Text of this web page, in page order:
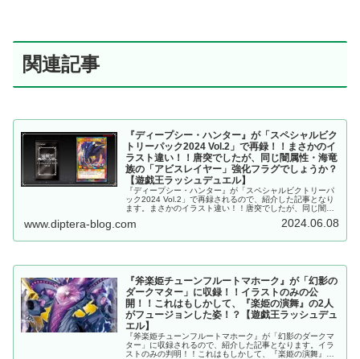
関連記事
『ディープシー・ハンター』が「スペシャルビク
トリーパック2024 Vol.2」で再録！！まさかのイ
ラスト違い！！唐突でしたが、同じ闇属性・海竜
族の「アビスレイヤー」強化フラグでしょうか？
【遊戯王ラッシュデュエル】
『ディープシー・ハンター』が「スペシャルビクトリーパ
ック2024 Vol.2」で再録されるので、紹介した記事となり
ます。まさかのイラスト違い！！唐突でしたが、同じ闇属
【遊戯王ラッシュデュエル】
www.diptera-blog.com 2024.06.08
『斧楽姫チューンフルートマホーク』が「幻影の
ダークマター」に収録！！イラストのみの公
開！！これはもしかして、『楽姫の演舞』の2人
がフュージョンした姿！？【遊戯王ラッシュデュ
エル】
『斧楽姫チューンフルートマホーク』が「幻影のダークマ
ター」に収録されるので、紹介した記事となります。イラ
ストのみの判明！！これはもしかして、『楽姫の演舞』の